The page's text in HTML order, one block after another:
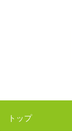
トップ